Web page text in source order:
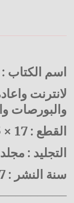
اسم الكتاب :
لانترنت
والبورصات
القطع : 17 × 25 سم.
التجليد :
سنة النشر : 2007